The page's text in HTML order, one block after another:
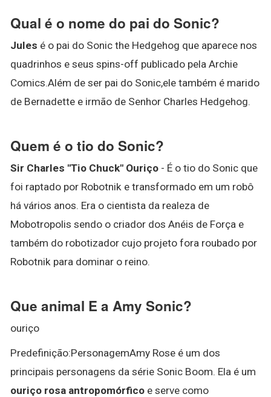
Qual é o nome do pai do Sonic?
Jules é o pai do Sonic the Hedgehog que aparece nos
quadrinhos e seus spins-off publicado pela Archie
Comics.Além de ser pai do Sonic,ele também é marido
de Bernadette e irmão de Senhor Charles Hedgehog.
Quem é o tio do Sonic?
Sir Charles "Tio Chuck" Ouriço - É o tio do Sonic que
foi raptado por Robotnik e transformado em um robô
há vários anos. Era o cientista da realeza de
Mobotropolis sendo o criador dos Anéis de Força e
também do robotizador cujo projeto fora roubado por
Robotnik para dominar o reino.
Que animal E a Amy Sonic?
ouriço
Predefinição:PersonagemAmy Rose é um dos
principais personagens da série Sonic Boom. Ela é um
ouriço rosa antropomórfico e serve como